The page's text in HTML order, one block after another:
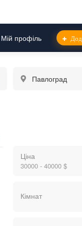
Мій профіль
Павлоград
Ціна
30000 - 40000 $
Кімнат